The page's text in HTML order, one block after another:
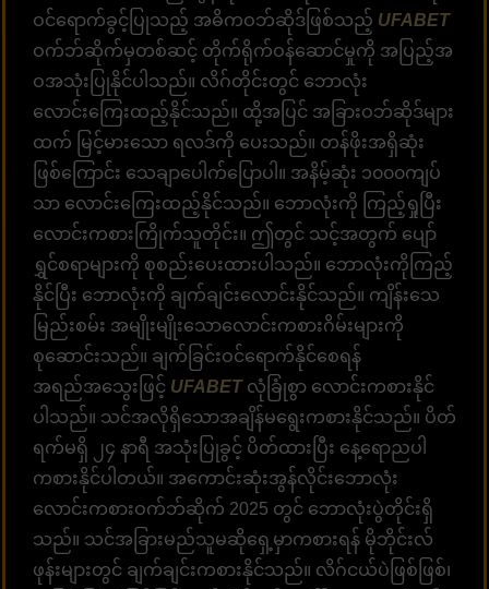
ဝင်ရောက်ခွင့်ပြုသည့် အဓိကဝဘ်ဆိုဒ်ဖြစ်သည့် UFABET
ဝက်ဘ်ဆိုက်မှတစ်ဆင့် တိုက်ရိုက်ဝန်ဆောင်မှုကို အပြည့်အ
ဝအသုံးပြုနိုင်ပါသည်။ လိဂ်တိုင်းတွင် ဘောလုံး
လောင်းကြေးထည့်နိုင်သည်။ ထို့အပြင် အခြားဝဘ်ဆိုဒ်များ
ထက် မြင့်မားသော ရလဒ်ကို ပေးသည်။ တန်ဖိုးအရှိဆုံး
ဖြစ်ကြောင်း သေချာပေါက်ပြောပါ။ အနိမ့်ဆုံး ၁၀၀၀ကျပ်
သာ လောင်းကြေးထည့်နိုင်သည်။ ဘောလုံးကို ကြည့်ရှုပြီး
လောင်းကစားကြိုက်သူတိုင်း။ ဤတွင် သင့်အတွက် ပျော်
ရွှင်စရာများကို စုစည်းပေးထားပါသည်။ ဘောလုံးကိုကြည့်
နိုင်ပြီး ဘောလုံးကို ချက်ချင်းလောင်းနိုင်သည်။ ကျိန်းသေ
မြည်းစမ်း အမျိုးမျိုးသောလောင်းကစားဂိမ်းများကို
စုဆောင်းသည်။ ချက်ခြင်းဝင်ရောက်နိုင်စေရန်
အရည်အသွေးဖြင့် UFABETလုံခြုံစွာ လောင်းကစားနိုင်
ပါသည်။ သင်အလိုရှိသောအချိန်မရွေးကစားနိုင်သည်။ ပိတ်
ရက်မရှိ ၂၄ နာရီ အသုံးပြုခွင့် ပိတ်ထားပြီး နေ့ရောညပါ
ကစားနိုင်ပါတယ်။ အကောင်းဆုံးအွန်လိုင်းဘောလုံး
လောင်းကစားဝက်ဘ်ဆိုက် 2025 တွင် ဘောလုံးပွဲတိုင်းရှိ
သည်။ သင်အခြားမည်သူမဆိုရှေ့မှာကစားရန် မိုဘိုင်းလ်
ဖုန်းများတွင် ချက်ချင်းကစားနိုင်သည်။ လိဂ်ငယ်ပဲဖြစ်ဖြစ်၊